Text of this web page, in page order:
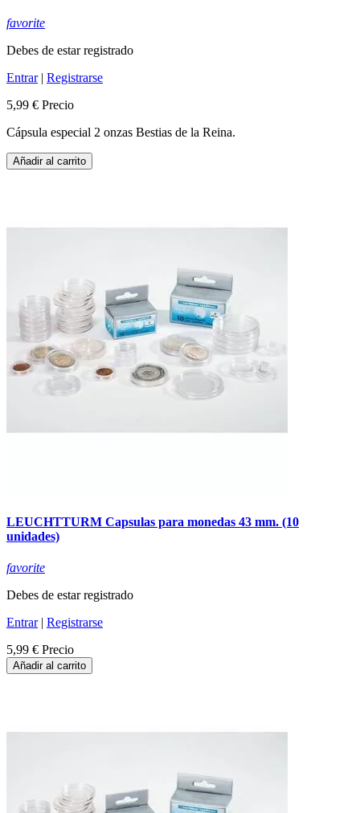
favorite
Debes de estar registrado
Entrar| Registrarse
5,99 € Precio
Cápsula especial 2 onzas Bestias de la Reina.
Añadir al carrito
LEUCHTTURM Capsulas para monedas 43 mm. (10
unidades)
favorite
Debes de estar registrado
Entrar| Registrarse
5,99 € Precio
Añadir al carrito